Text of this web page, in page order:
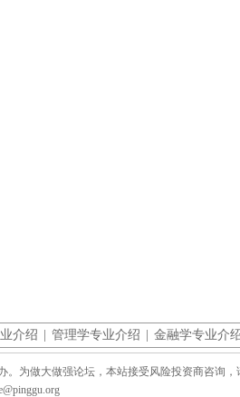
介绍 管理学专业介绍 金融学专业介
。为做大做强论坛，本站接受风险投资商咨询，